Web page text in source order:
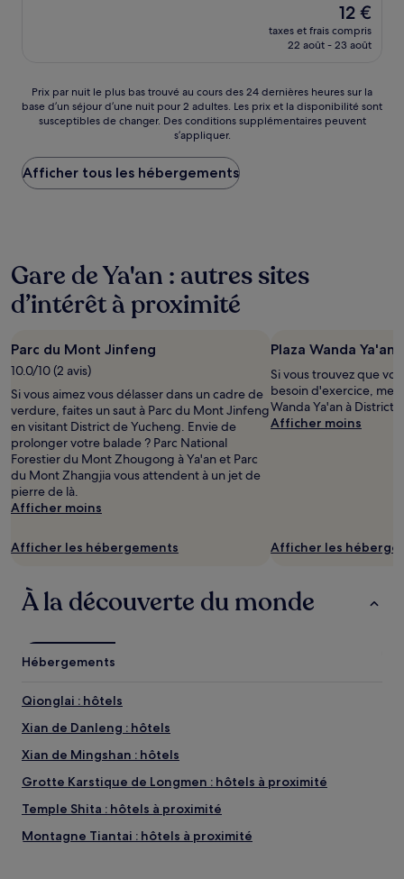
Le
nouveau
prix
12 €
12 €
taxes et frais compris
22 août - 23 août
Prix
par
nuit
plus
bas
trouvé
heures
sur
la
séjour
d’une
pour
2 adultes.
Les
prix
et
la
disponibilité
sont
de
conditions
supplémentaires
s’appliquer.
Prix par nuit le plus bas trouvé au cours des 24 dernières heures sur la
base d’un séjour d’une nuit pour 2 adultes. Les prix et la disponibilité sont
susceptibles de changer. Des conditions supplémentaires peuvent
s’appliquer.
Afficher tous les hébergements
Gare de Ya'an : autres sites
d’intérêt à proximité
Parc du Mont Jinfeng
10.0/10 (2 avis)
Si vous aimez vous délasser dans un cadre de
verdure, faites un saut à Parc du Mont Jinfeng
en visitant District de Yucheng. Envie de
prolonger votre balade ? Parc National
Forestier du Mont Zhougong à Ya'an et Parc
du Mont Zhangjia vous attendent à un jet de
pierre de là.
Afficher moins
Afficher les hébergements
Plaza Wanda Ya'an
Si vous trouvez que
besoin d'exercice,
Wanda Ya'an à District
Afficher moins
Afficher les
À la découverte du monde
Hébergements
Qionglai : hôtels
Xian de Danleng : hôtels
Xian de Mingshan : hôtels
Grotte Karstique de Longmen : hôtels à proximité
Temple Shita : hôtels à proximité
Montagne Tiantai : hôtels à proximité